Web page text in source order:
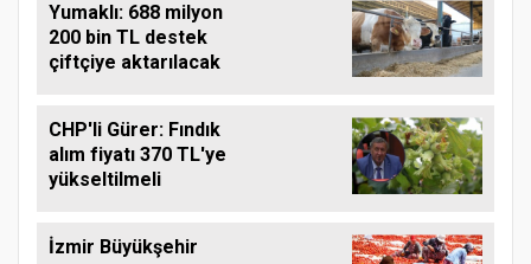
Yumaklı: 688 milyon
200 bin TL destek
çiftçiye aktarılacak
CHP'li Gürer: Fındık
alım fiyatı 370 TL'ye
yükseltilmeli
İzmir Büyükşehir